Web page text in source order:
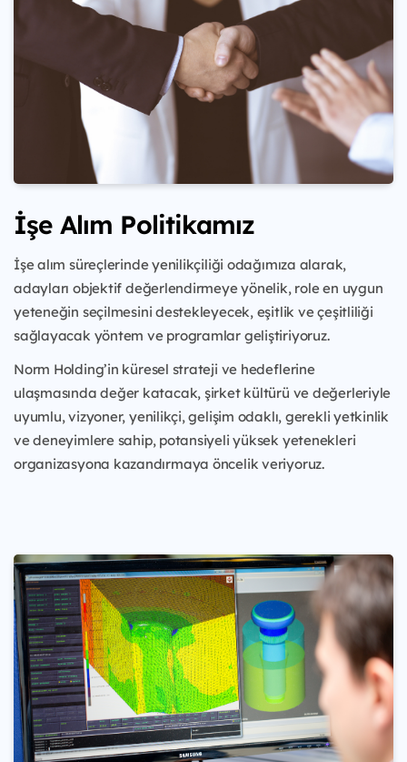
İşe Alım Politikamız
İşe alım süreçlerinde yenilikçiliği odağımıza alarak,
adayları objektif değerlendirmeye yönelik, role en uygun
yeteneğin seçilmesini destekleyecek, eşitlik ve çeşitliliği
sağlayacak yöntem ve programlar geliştiriyoruz.
Norm Holding’in küresel strateji ve hedeflerine
ulaşmasında değer katacak, şirket kültürü ve değerleriyle
uyumlu, vizyoner, yenilikçi, gelişim odaklı, gerekli yetkinlik
ve deneyimlere sahip, potansiyeli yüksek yetenekleri
organizasyona kazandırmaya öncelik veriyoruz.